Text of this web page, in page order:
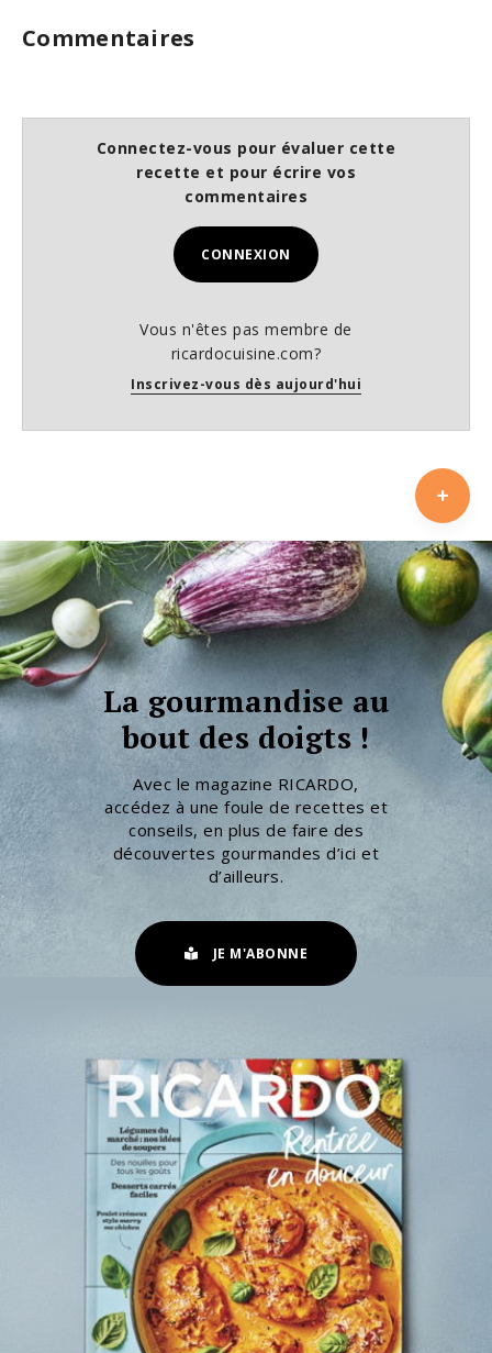
Commentaires
Connectez-vous pour évaluer cette
recette et pour écrire vos
commentaires
CONNEXION
Vous n'êtes pas membre de
ricardocuisine.com?
Inscrivez-vous dès aujourd'hui
La gourmandise au
bout des doigts !
Avec le magazine RICARDO,
accédez à une foule de recettes et
conseils, en plus de faire des
découvertes gourmandes d’ici et
d’ailleurs.
JE M'ABONNE